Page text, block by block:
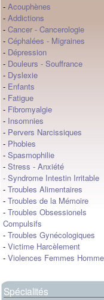
- Acouphènes
- Addictions
- Cancer - Cancerologie
- Céphalées - Migraines
- Dépression
- Douleurs - Souffrance
- Dyslexie
- Enfants
- Fatigue
- Fibromyalgie
- Insomnies
- Pervers Narcissiques
- Phobies
- Spasmophilie
- Stress - Anxiété
- Syndrome Intestin Irritable
- Troubles Alimentaires
- Troubles de la Mémoire
- Troubles Obsessionels
Compulsifs
- Troubles Gynécologiques
- Victime Harcèlement
- Violences Femmes
Spécialités